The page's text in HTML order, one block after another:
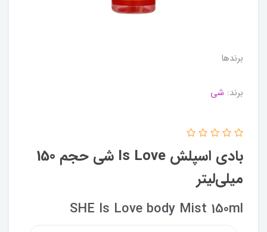
برندها
برند: شی
بادی اسپلش Is Love شی حجم 150
میلی‌لیتر
SHE Is Love body Mist 150ml